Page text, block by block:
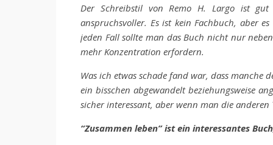
Der Schreibstil von Remo H. Largo ist
anspruchsvoller. Es ist kein Fachbuch, aber
jeden Fall sollte man das Buch nicht nur
mehr Konzentration erfordern.
Was ich etwas schade fand war, dass
ein bisschen abgewandelt beziehungsweise
sicher interessant, aber wenn man die
“Zusammen leben” ist ein interessantes